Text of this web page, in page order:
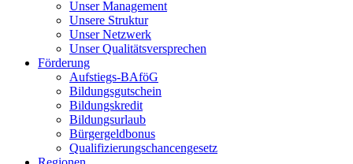
Unser Management
Unsere Struktur
Unser Netzwerk
Unser Qualitätsversprechen
Förderung
Aufstiegs-BAföG
Bildungsgutschein
Bildungskredit
Bildungsurlaub
Bürgergeldbonus
Qualifizierungschancengesetz